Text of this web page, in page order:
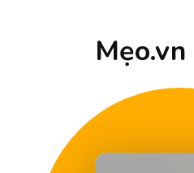
Mẹo.vn